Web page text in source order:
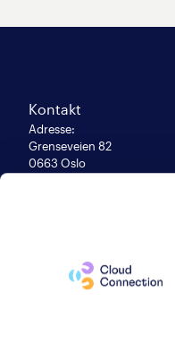
Kontakt
Adresse:
Grenseveien 82
0663 Oslo
983 949 150
Cloud Connection